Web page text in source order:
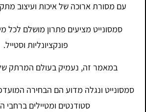
עם מסורת ארוכה של איכות ועיצוב
סמסונייט מציעים פתרון מושלם לכל
פונקציונליות וסטייל.
במאמר זה, נעמיק בעולם המרתק
סמסונייט ונגלה מדוע הם הבחירה
סטודנטים ומטיילים ברחבי